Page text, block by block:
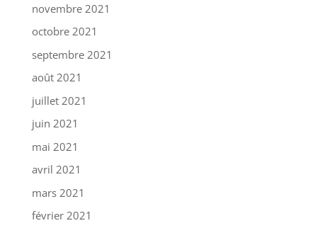
novembre 2021
octobre 2021
septembre 2021
août 2021
juillet 2021
juin 2021
mai 2021
avril 2021
mars 2021
février 2021